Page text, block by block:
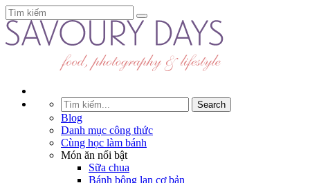
Blog
Danh mục công thức
Cùng học làm bánh
Món ăn nổi bật
Sữa chua
Bánh bông lan cơ bản